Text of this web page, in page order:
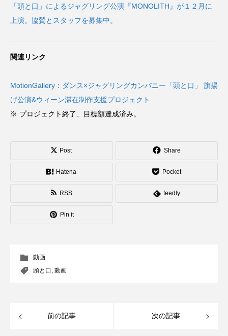
「頭と口」によるジャグリング公演『MONOLITH』が１２月に
上演。協賛とスタッフを募集中。
関連リンク
MotionGallery：ダンス×ジャグリングカンパニー「頭と口」 旗揚
げ公演&ウィーン滞在制作支援プロジェクト
※ プロジェクト終了、目標額達成済み。
Post Share
Hatena Pocket
RSS feedly
Pin it
動画
頭と口 , 動画
前の記事 次の記事